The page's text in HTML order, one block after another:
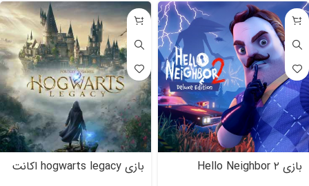
بازی Hello Neighbor ۲
بازی hogwarts legacy اکانت